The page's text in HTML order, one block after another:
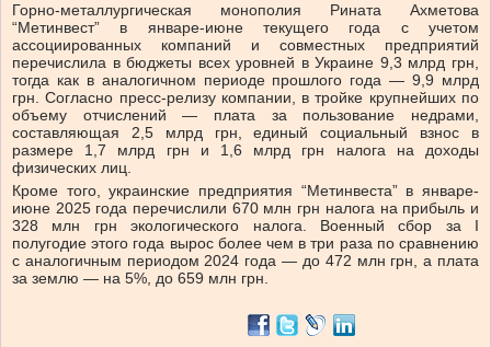
Горно-металлургическая монополия Рината Ахметова
“Метинвест” в январе-июне текущего года с учетом
ассоциированных компаний и совместных предприятий
перечислила в бюджеты всех уровней в Украине 9,3 млрд грн,
тогда как в аналогичном периоде прошлого года — 9,9 млрд
грн. Согласно пресс-релизу компании, в тройке крупнейших по
объему отчислений — плата за пользование недрами,
составляющая 2,5 млрд грн, единый социальный взнос в
размере 1,7 млрд грн и 1,6 млрд грн налога на доходы
физических лиц.
Кроме того, украинские предприятия “Метинвеста” в январе-
июне 2025 года перечислили 670 млн грн налога на прибыль и
328 млн грн экологического налога. Военный сбор за І
полугодие этого года вырос более чем в три раза по сравнению
с аналогичным периодом 2024 года — до 472 млн грн, а плата
за землю — на 5%, до 659 млн грн.